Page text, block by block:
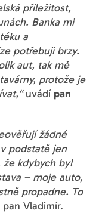
příležitost,
Banka mi
a
potřebuji brzy.
aut, tak mě
protože je
uvádí pan
žádné
podstatě jen
kdybych byl
– moje auto,
propadne. To
Vladimír.